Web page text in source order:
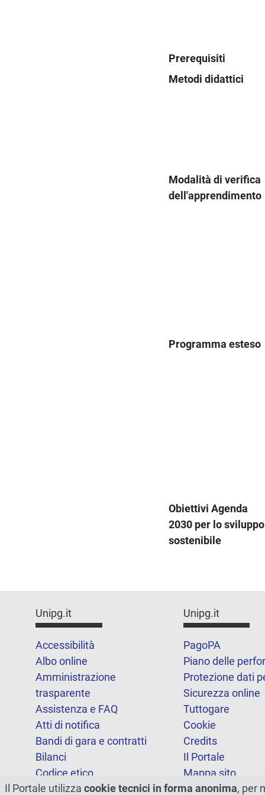
Prerequisiti
Metodi didattici
Modalità di verifica
dell'apprendimento
Programma esteso
Obiettivi Agenda
2030 per lo sviluppo
sostenibile
Unipg.it
Accessibilità
Albo online
Amministrazione
trasparente
Assistenza e FAQ
Atti di notifica
Bandi di gara e contratti
Bilanci
Codice etico
FOIA
Unipg.it
PagoPA
Piano delle
Protezione dati
Sicurezza online
Tuttogare
Cookie
Credits
Il Portale
Mappa sito
Statistiche
Il Portale utilizza cookie tecnici in forma anonima, per